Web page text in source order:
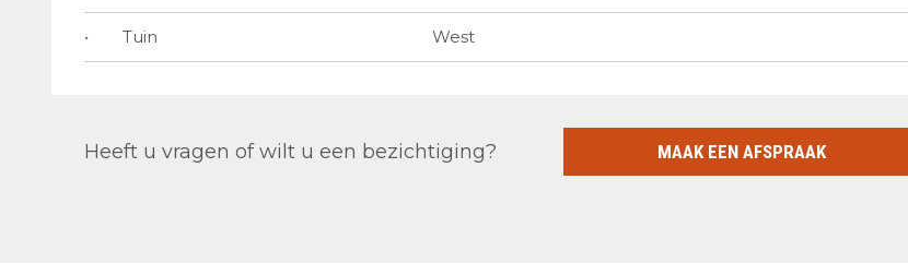
Tuin West
Heeft u vragen of wilt u een bezichtiging? MAAK EEN AFSPRAAK